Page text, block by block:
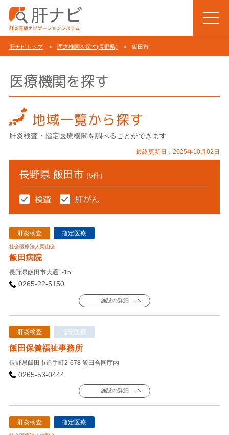
肝ナビトップ> 医療機関を探す(長野県) > 飯田市
医療機関を探す
地域一覧から探す
肝炎検査・指定医療機関を調べることができます
最終更新日：2025年10月02日
長野県 飯田市 (5件)
肝炎検査 指定医療
社会医療法人栗山会
飯田病院
長野県飯田市大通1-15
0265-22-5150
施設の詳細
肝炎検査 指定医療
飯田保健福祉事務所
長野県飯田市追手町2-678 飯田合同庁内
0265-53-0444
施設の詳細
肝炎検査 指定医療